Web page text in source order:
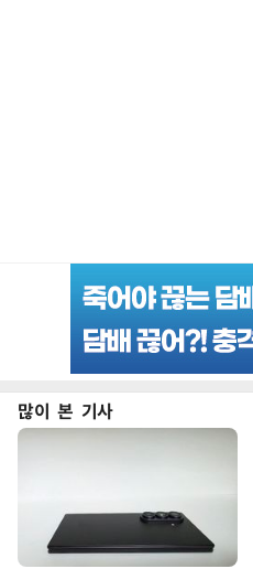
많이 본 기사